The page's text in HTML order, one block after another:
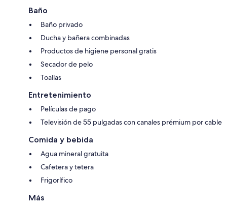
Baño
Baño privado
Ducha y bañera combinadas
Productos de higiene personal gratis
Secador de pelo
Toallas
Entretenimiento
Películas de pago
Televisión de 55 pulgadas con canales prémium por cable
Comida y bebida
Agua mineral gratuita
Cafetera y tetera
Frigorífico
Más